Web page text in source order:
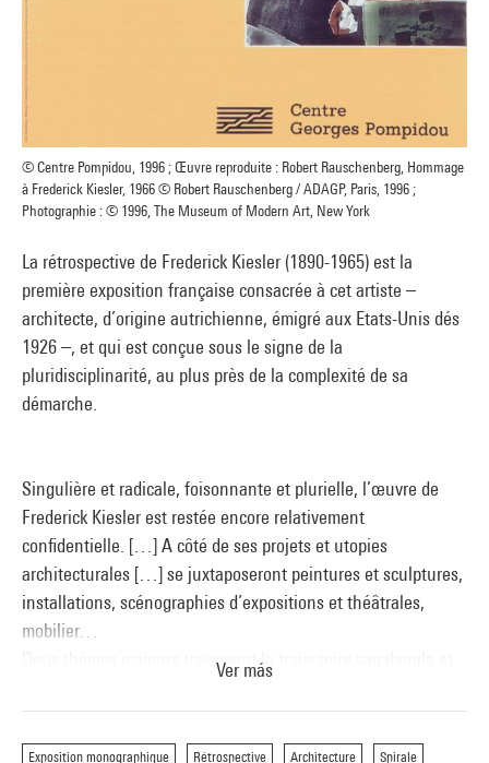
© Centre Pompidou, 1996 ; Œuvre reproduite : Robert Rauschenberg, Hommage
à Frederick Kiesler, 1966 © Robert Rauschenberg / ADAGP, Paris, 1996 ;
Photographie : © 1996, The Museum of Modern Art, New York
La rétrospective de Frederick Kiesler (1890-1965) est la
première exposition française consacrée à cet artiste –
architecte, d’origine autrichienne, émigré aux Etats-Unis dés
1926 –, et qui est conçue sous le signe de la
pluridisciplinarité, au plus près de la complexité de sa
démarche.
Singulière et radicale, foisonnante et plurielle, l’œuvre de
Frederick Kiesler est restée encore relativement
confidentielle. […] A côté de ses projets et utopies
architecturales […] se juxtaposeront peintures et sculptures,
installations, scénographies d’expositions et théâtrales,
mobilier…
Deux thèmes majeurs traversent la trajectoire vagabonde et
pôles conceptuels de ses recherches : l’espace sans fin et la
vision. La continuité, partant de la spirale, prendra la forme
Ver más
Exposition monographique Rétrospective Architecture Spirale